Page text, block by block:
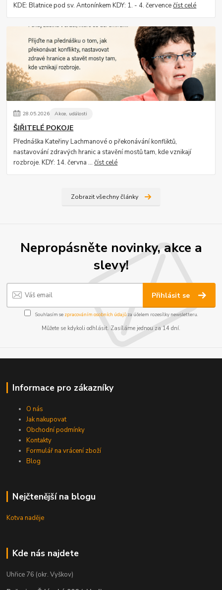
KDE: Blatnice pod sv. Antonínkem KDY: 1. - 4. červencečíst celé
28.05.2026 Akce, události
ŠIŘITELÉ POKOJE
Přednáška Kateřiny Lachmanové o překonávání konfliktů,
nastavování zdravých hranic a stavění mostů tam, kde vznikají
rozbroje. KDY: 14. června ...číst celé
Zobrazit všechny články
Nepropásněte novinky, akce a
slevy!
Přihlásit se
Souhlasím se zpracováním osobních údajůza účelem rozesílky newsletteru.
Můžete se kdykoli odhlásit. Zasíláme jednou za 14 dní.
Informace pro zákazníky
O nás
Jak nakupovat
Obchodní podmínky
Kontakty
Formulář na vrácení zboží
Blog
Nejčtenější na blogu
Kotva naděje
Kde nás najdete
Uhřice 76 (okr. Vyškov)